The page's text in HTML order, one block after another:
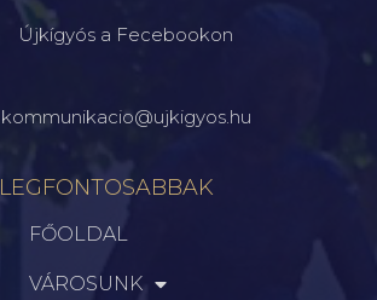
Újkígyós a Fecebookon
kommunikacio@ujkigyos.hu
LEGFONTOSABBAK
FŐOLDAL
VÁROSUNK